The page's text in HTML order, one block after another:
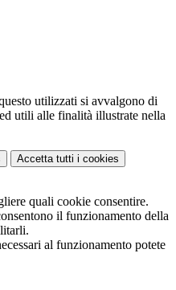
utilizzati si avvalgono di
utili alle finalità illustrate nella
Accetta tutti i cookies
quali cookie consentire.
il funzionamento della
al funzionamento potete